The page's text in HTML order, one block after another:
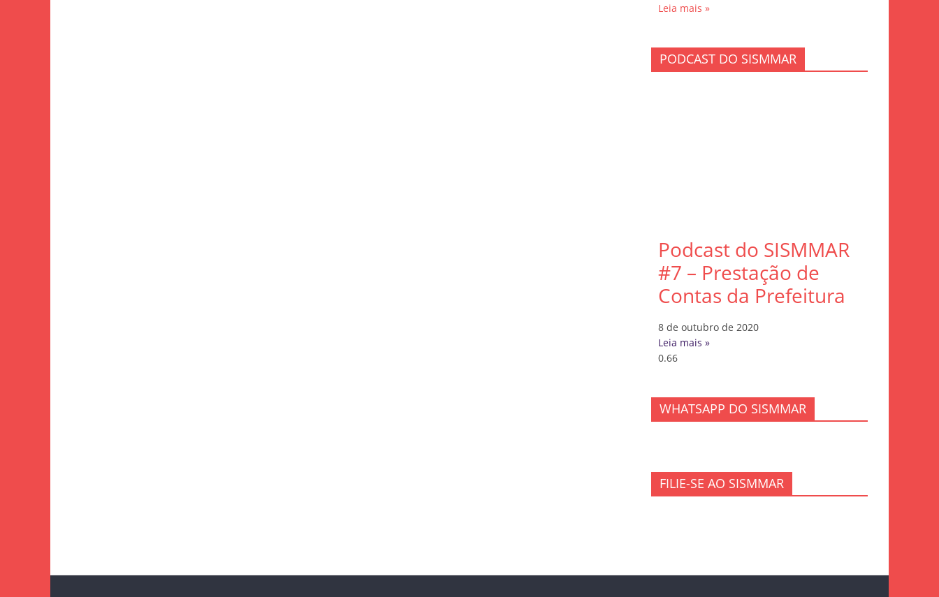
Leia mais »
PODCAST DO SISMMAR
Podcast do SISMMAR
#7 – Prestação de
Contas da Prefeitura
8 de outubro de 2020
Leia mais »
WHATSAPP DO SISMMAR
FILIE-SE AO SISMMAR